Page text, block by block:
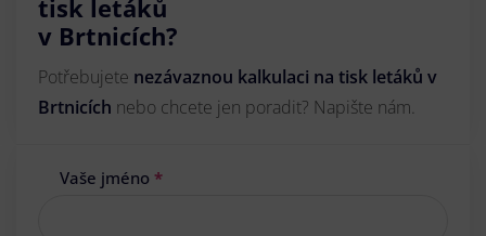
tisk letáků
v Brtnicích?
Potřebujete nezávaznou kalkulaci na tisk letáků v
Brtnicích nebo chcete jen poradit? Napište nám.
Vaše jméno *